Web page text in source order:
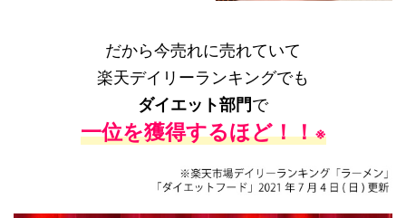
だから今売れに売れていて
楽天デイリーランキングでも
ダイエット部門で
一位を獲得するほど！！※